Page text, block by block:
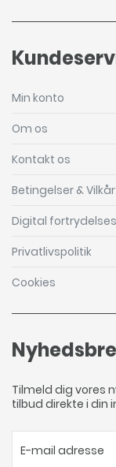
Min konto
Om os
Kontakt os
Betingelser & Vilkår
Digital
Privatlivspolitik
Cookies
Tilmeld dig vores
tilbud direkte i din